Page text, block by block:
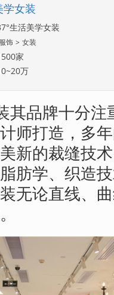
学女装
生活美学女装
服饰 > 女装
家
万
其品牌十分
师打造，多
新的裁缝技
肪学、织造
无论直线、